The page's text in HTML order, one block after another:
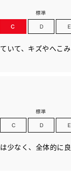
いて、キズやへこ
少なく、全体的に